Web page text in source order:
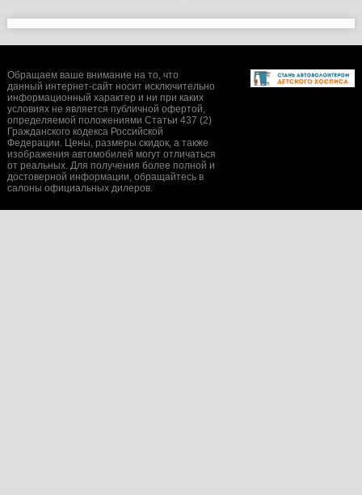
Обращаем ваше внимание на то, что
данный интернет-сайт носит исключительно
информационный характер и ни при каких
условиях не является публичной офертой,
определяемой положениями Статьи 437 (2)
Гражданского кодекса Российской
Федерации. Цены, размеры скидок, а также
изображения автомобилей могут отличаться
от реальных. Для получения более полной и
достоверной информации, обращайтесь в
салоны официальных дилеров.